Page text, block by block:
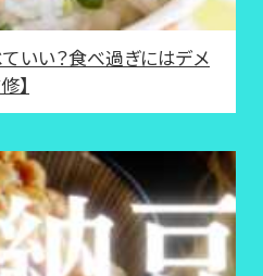
いい？食べ過ぎにはデメ
】